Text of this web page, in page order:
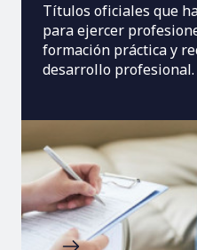
Títulos oficiales que
para ejercer
formación práctica y
desarrollo profesional.